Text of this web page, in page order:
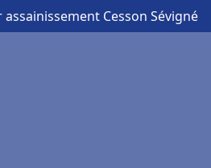
assainissement Cesson Sévigné